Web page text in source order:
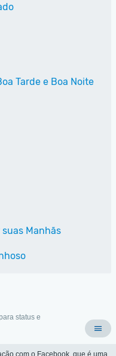
Tarde e Boa Noite
Manhãs
status e
com o Facebook, que é uma